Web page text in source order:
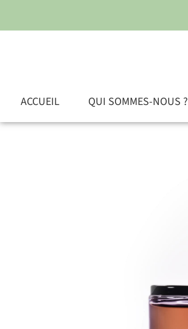
ACCUEIL QUI SOMMES-NOUS ?